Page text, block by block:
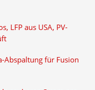
LFP aus USA, PV-
Abspaltung für Fusion